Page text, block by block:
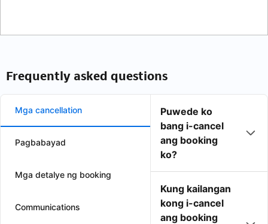
Frequently asked questions
Mga cancellation
Pagbabayad
Mga detalye ng booking
Communications
Puwede ko
bang i-cancel
ang booking
ko?
Kung kailangan
kong i-cancel
ang booking